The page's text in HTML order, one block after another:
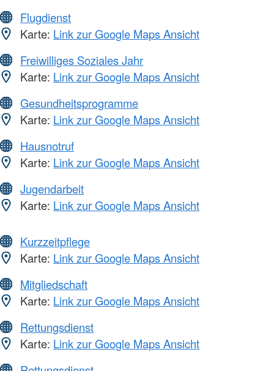
Flugdienst
Karte: Link zur Google Maps Ansicht
Freiwilliges Soziales Jahr
Karte: Link zur Google Maps Ansicht
Gesundheitsprogramme
Karte: Link zur Google Maps Ansicht
Hausnotruf
Karte: Link zur Google Maps Ansicht
Jugendarbeit
Karte: Link zur Google Maps Ansicht
Kurzzeitpflege
Karte: Link zur Google Maps Ansicht
Mitgliedschaft
Karte: Link zur Google Maps Ansicht
Rettungsdienst
Karte: Link zur Google Maps Ansicht